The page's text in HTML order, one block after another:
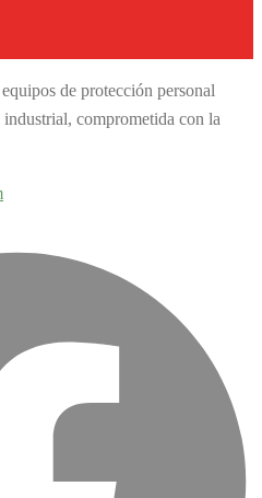
de protección personal
comprometida con la